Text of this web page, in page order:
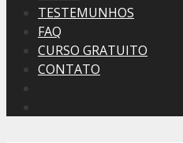
TESTEMUNHOS
FAQ
CURSO GRATUITO
CONTATO